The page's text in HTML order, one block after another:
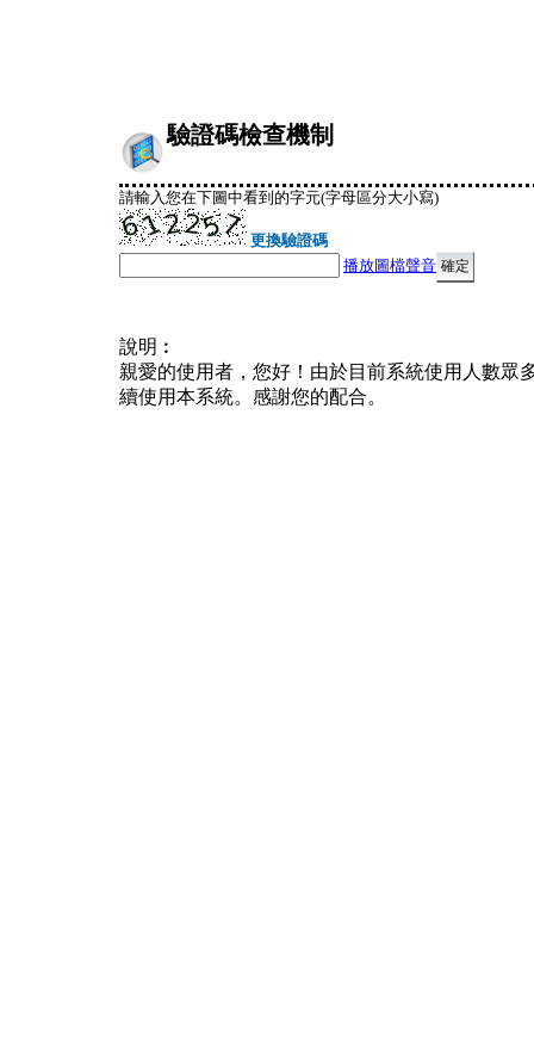
驗證碼檢查機制
請輸入您在下圖中看到的字元(字母區分大小寫)
更換驗證碼
播放圖檔聲音
說明︰
親愛的使用者，您好！由於目前系統使用人數眾
續使用本系統。感謝您的配合。